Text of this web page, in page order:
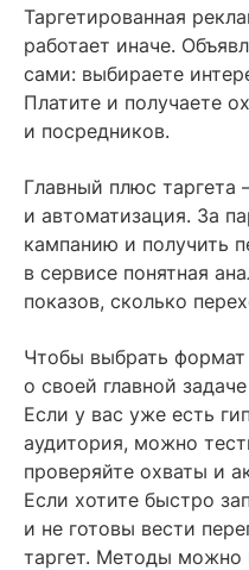
Таргетированная
работает иначе.
сами: выбираете
Платите и получаете
и посредников.
Главный плюс таргета
и автоматизация. За
кампанию и получить
в сервисе понятная
показов, сколько
Чтобы выбрать
о своей главной
Если у вас уже есть
аудитория, можно
проверяйте охваты и
Если хотите быстро
и не готовы вести
таргет. Методы можно